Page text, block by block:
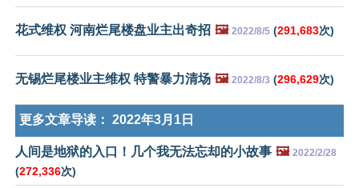
花式维权 河南烂尾楼盘业主出奇招 🖼️ 2022/8/5 (291,683次)
无锡烂尾楼业主维权 特警暴力清场 🖼️ 2022/8/3 (296,629次)
更多文章导读： 2022年3月1日
人间是地狱的入口！几个我无法忘却的小故事 🖼️ 2022/2/28
(272,336次)